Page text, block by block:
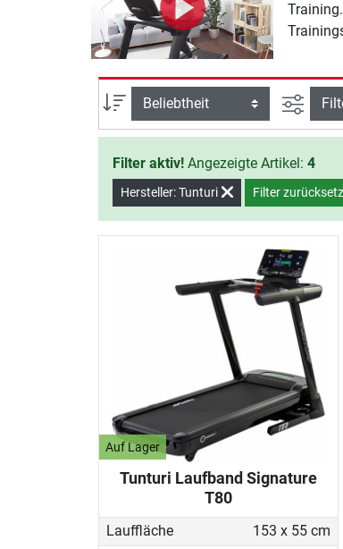
Sortierung
Filter aktiv! Angezeigte Artikel: 4
Hersteller: Tunturi Filter
Auf Lager
Tunturi Laufband Signature
T80
Lauffläche
153 x 55 cm